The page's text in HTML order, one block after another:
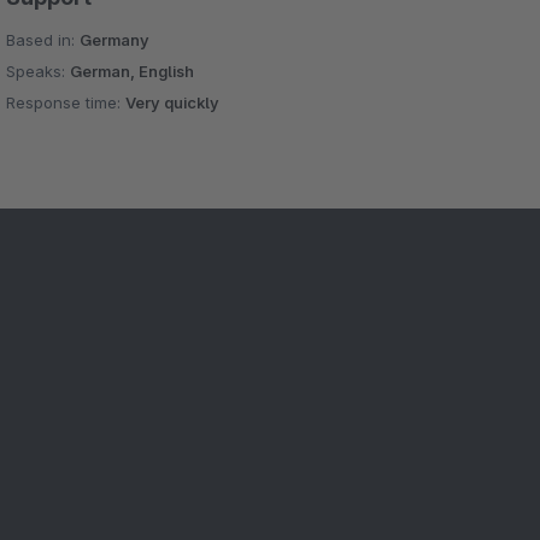
Based in: Germany
Speaks: German, English
Response time:Very quickly